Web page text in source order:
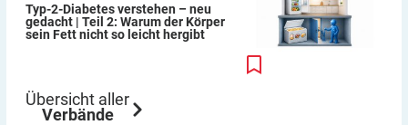
Typ-2-Diabetes verstehen – neu
gedacht | Teil 2: Warum der Körper
sein Fett nicht so leicht hergibt
Übersicht aller
Verbände